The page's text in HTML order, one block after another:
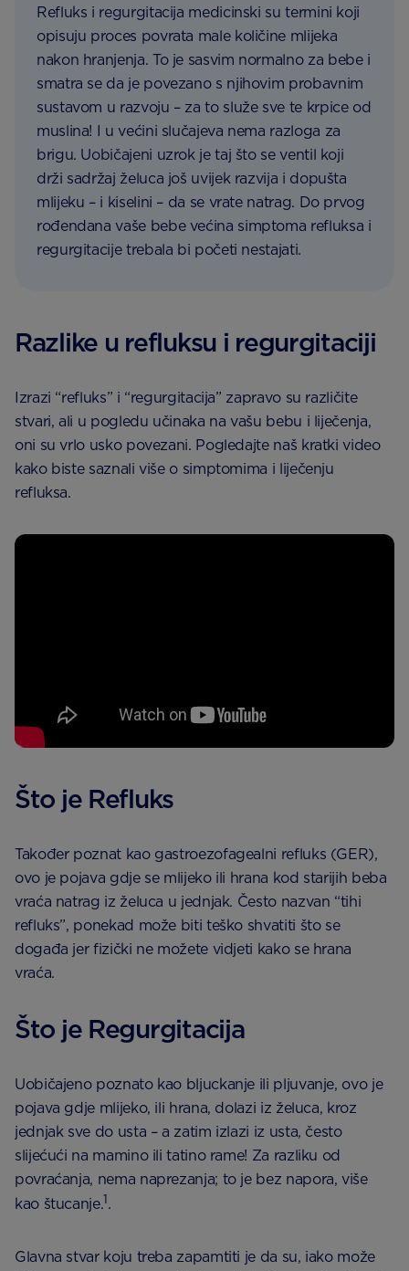
Refluks i regurgitacija medicinski su termini koji
opisuju proces povrata male količine mlijeka
nakon hranjenja. To je sasvim normalno za bebe i
smatra se da je povezano s njihovim probavnim
sustavom u razvoju – za to služe sve te krpice od
muslina! I u većini slučajeva nema razloga za
brigu. Uobičajeni uzrok je taj što se ventil koji
drži sadržaj želuca još uvijek razvija i dopušta
mlijeku – i kiselini – da se vrate natrag. Do prvog
rođendana vaše bebe većina simptoma refluksa i
regurgitacije trebala bi početi nestajati.
Razlike u refluksu i regurgitaciji
Izrazi “refluks” i “regurgitacija” zapravo su različite
stvari, ali u pogledu učinaka na vašu bebu i liječenja,
oni su vrlo usko povezani. Pogledajte naš kratki video
kako biste saznali više o simptomima i liječenju
refluksa.
Što je Refluks
Također poznat kao gastroezofagealni refluks (GER),
ovo je pojava gdje se mlijeko ili hrana kod starijih beba
vraća natrag iz želuca u jednjak. Često nazvan “tihi
refluks”, ponekad može biti teško shvatiti što se
događa jer fizički ne možete vidjeti kako se hrana
vraća.
Što je Regurgitacija
Uobičajeno poznato kao bljuckanje ili pljuvanje, ovo je
pojava gdje mlijeko, ili hrana, dolazi iz želuca, kroz
jednjak sve do usta – a zatim izlazi iz usta, često
slijećući na mamino ili tatino rame! Za razliku od
povraćanja, nema naprezanja; to je bez napora, više
kao štucanje.1.
Glavna stvar koju treba zapamtiti je da su, iako može